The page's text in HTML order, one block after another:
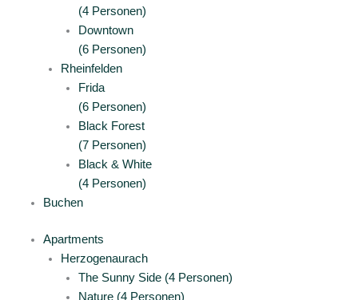
(4 Personen)
Downtown
(6 Personen)
Rheinfelden
Frida
(6 Personen)
Black Forest
(7 Personen)
Black & White
(4 Personen)
Buchen
Apartments
Herzogenaurach
The Sunny Side (4 Personen)
Nature (4 Personen)